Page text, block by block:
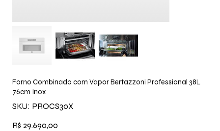
Forno Combinado com Vapor Bertazzoni Professional 38L
76cm Inox
SKU: SKU
PROCS30X
PROCS30X
Preço
R$ 29.690,00